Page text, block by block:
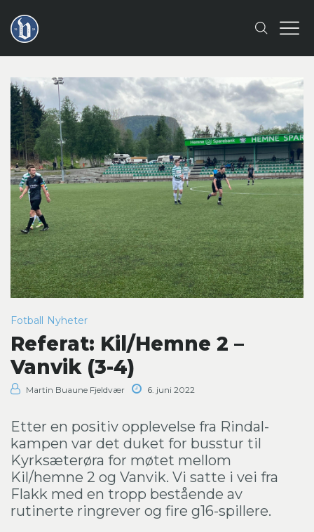
Fotball Nyheter
Referat: Kil/Hemne 2 –
Vanvik (3-4)
Martin Buaune Fjeldvær 6. juni 2022
Etter en positiv opplevelse fra Rindal-
kampen var det duket for busstur til
Kyrksæterøra for møtet mellom
Kil/hemne 2 og Vanvik. Vi satte i vei fra
Flakk med en tropp bestående av
rutinerte ringrever og fire g16-spillere.